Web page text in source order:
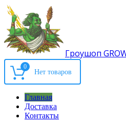
Гроушоп
0
Главная
Доставка
Контакты